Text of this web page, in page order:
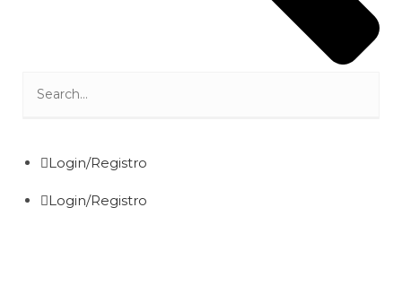
Login/Registro
Login/Registro